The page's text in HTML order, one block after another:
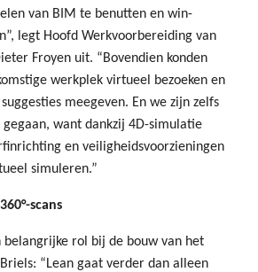
van BIM te benutten en win-
legt Hoofd Werkvoorbereiding van
Froyen uit. “Bovendien konden
werkplek virtueel bezoeken en
meegeven. En we zijn zelfs
want dankzij 4D-simulatie
en veiligheidsvoorzieningen
simuleren.”
scans
belangrijke rol bij de bouw van het
“Lean gaat verder dan alleen